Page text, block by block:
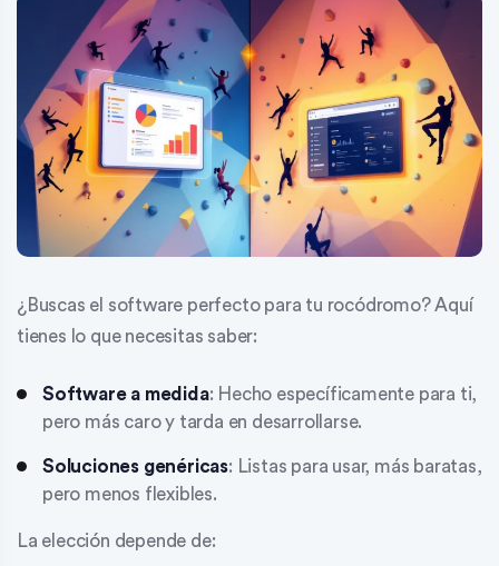
¿Buscas el software perfecto para tu rocódromo? Aquí
tienes lo que necesitas saber:
Software a medida: Hecho específicamente para ti,
pero más caro y tarda en desarrollarse.
Soluciones genéricas: Listas para usar, más baratas,
pero menos flexibles.
La elección depende de: